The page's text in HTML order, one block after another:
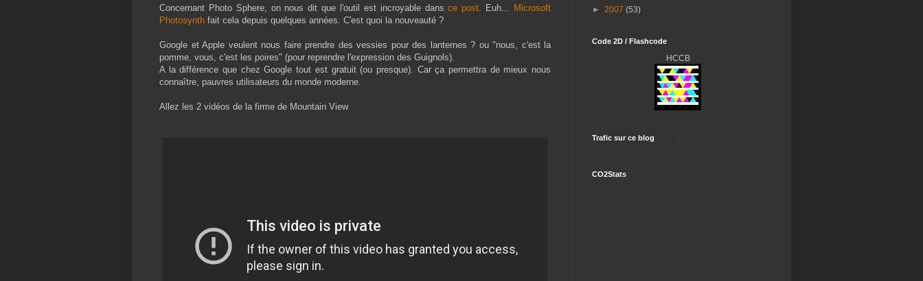
Concernant Photo Sphere, on nous dit que l'outil est incroyable dansce post. Euh... Microsoft
Photosynth fait cela depuis quelques années. C'est quoi la nouveauté ?
Google et Apple veulent nous faire prendre des vessies pour des lanternes ? ou "nous, c'est la
pomme, vous, c'est les poires" (pour reprendre l'expression des Guignols).
A la différence que chez Google tout est gratuit (ou presque). Car ça permettra de mieux nous
connaître, pauvres utilisateurs du monde moderne.
Allez les 2 vidéos de la firme de Mountain View
► 2007 (53)
Code 2D / Flashcode
HCCB
Trafic sur ce blog
CO2Stats